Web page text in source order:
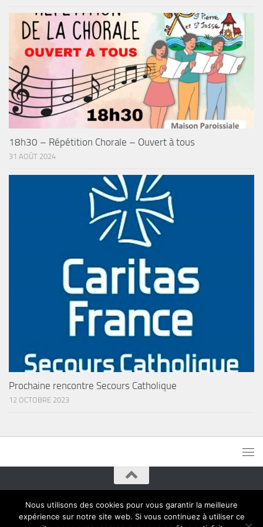
18h30 – Répétition Chorale – Ouvert à tous
31 AOÛT 2024
Prochaine rencontre Secours Catholique
12 OCTOBRE 2023
Paroisses de Montreuil © 2015. Tous droits réservés
Nous utilisons des cookies pour vous garantir la meilleure
expérience sur notre site web. Si vous continuez à utiliser ce